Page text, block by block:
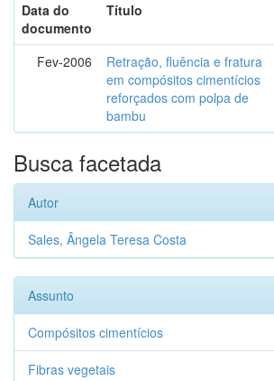
Data do
documento
Título
Fev-2006
Retração, fluência e fratura
em compósitos cimentícios
reforçados com polpa de
bambu
Busca facetada
Autor
Sales, Ângela Teresa Costa
Assunto
Compósitos cimentícios
Fibras vegetais